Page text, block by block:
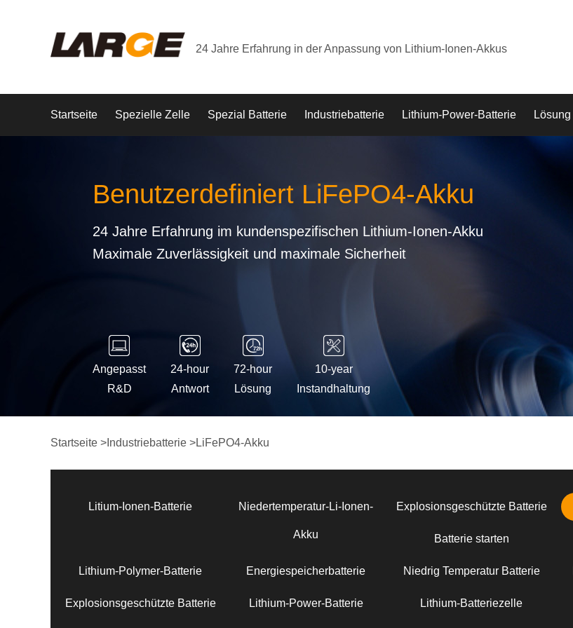
24 Jahre Erfahrung in der Anpassung von Lithium-Ionen-Akkus
Startseite Spezielle Zelle Spezial Batterie Industriebatterie Lithium-Power-Batterie Lösung
Benutzerdefiniert LiFePO4-Akku
24 Jahre Erfahrung im kundenspezifischen Lithium-Ionen-Akku
Maximale Zuverlässigkeit und maximale Sicherheit
Angepasst
R&D
24-hour
Antwort
72-hour
Lösung
10-year
Instandhaltung
Startseite > Industriebatterie >LiFePO4-Akku
Litium-Ionen-Batterie Niedertemperatur-Li-Ionen-
Akku
Explosionsgeschützte Batterie
Batterie starten
Lithium-Polymer-Batterie Energiespeicherbatterie Niedrig Temperatur Batterie
Explosionsgeschützte Batterie Lithium-Power-Batterie Lithium-Batteriezelle